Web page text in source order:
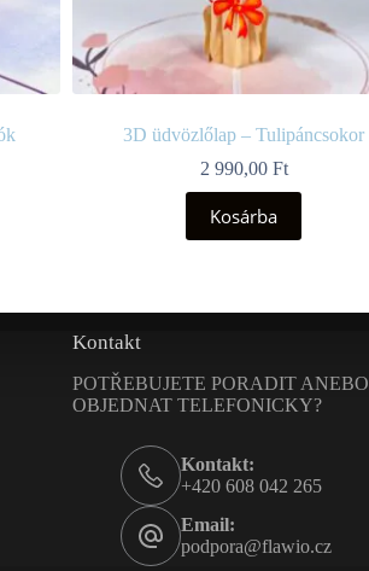
3D üdvözlőlap – Tulipáncsokor
2 990,00 Ft
Kosárba
Kontakt
POTŘEBUJETE PORADIT ANEBO
OBJEDNAT TELEFONICKY?
Kontakt:
+420 608 042 265
Email:
podpora@flawio.cz